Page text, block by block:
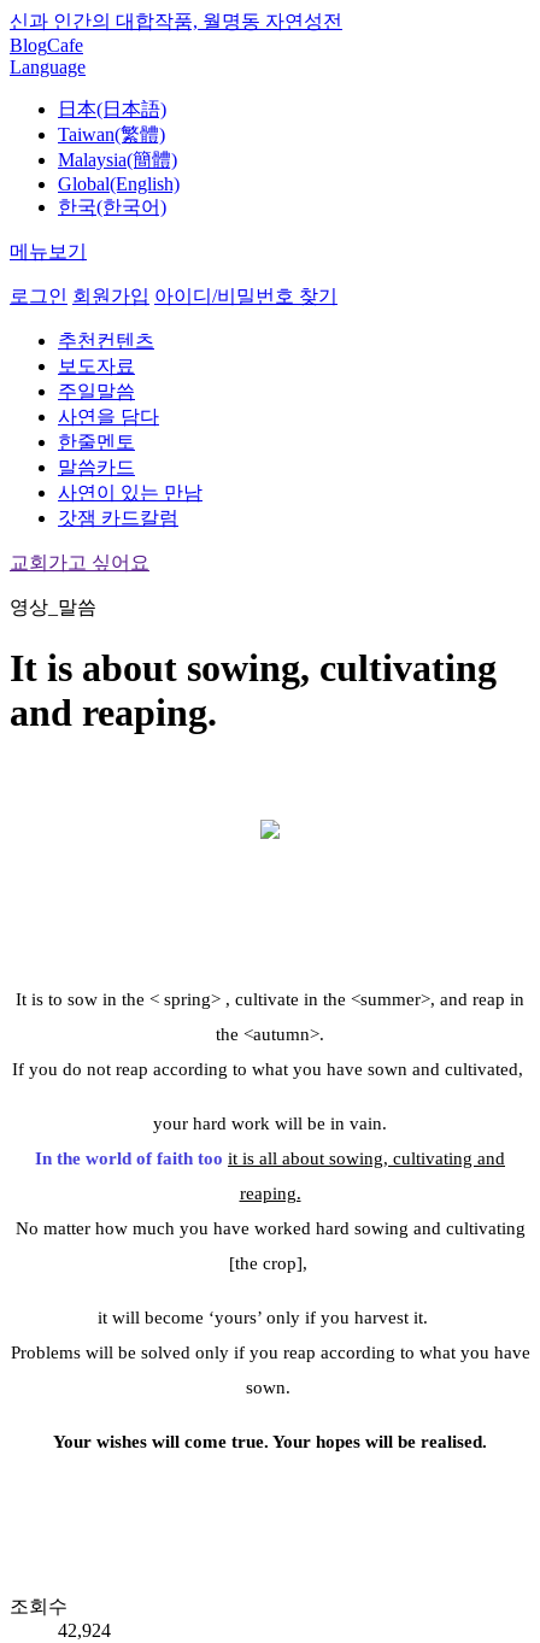
신과 인간의 대합작품, 월명동 자연성전
BlogCafe
Language
日本(日本語)
Taiwan(繁體)
Malaysia(簡體)
Global(English)
한국(한국어)
메뉴보기
로그인 회원가입 아이디/비밀번호 찾기
추천컨텐츠
보도자료
주일말씀
사연을 담다
한줄멘토
말씀카드
사연이 있는 만남
갓잼 카드칼럼
교회가고 싶어요
영상_말씀
It is about sowing, cultivating
and reaping.
It is to sow in the < spring> , cultivate in the <summer>, and reap in
the <autumn>.
If you do not reap according to what you have sown and cultivated,
your hard work will be in vain.
In the world of faith too it is all about sowing, cultivating and
reaping.
No matter how much you have worked hard sowing and cultivating
[the crop],
it will become ‘yours’ only if you harvest it.
Problems will be solved only if you reap according to what you have
sown.
Your wishes will come true. Your hopes will be realised.
조회수
42,924